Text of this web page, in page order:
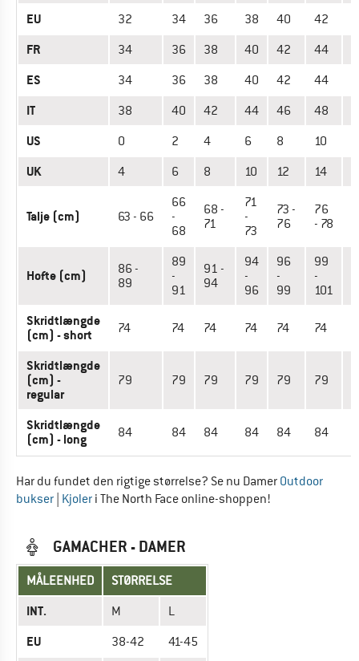
EU 32 34 36 38 40 42
FR 34 36 38 40 42 44
ES 34 36 38 40 42 44
IT 38 40 42 44 46 48
US 0 2 4 6 8 10
UK 4 6 8 10 12 14
Talje (cm) 63 - 66
66
-
68
68 -
71
71
-
73
73 -
76
76
- 78
Hofte (cm)
86 -
89
89
-
91
91 -
94
94
-
96
96
-
99
99
-
101
Skridtlængde
(cm) - short
74 74 74 74 74 74
Skridtlængde
(cm) -
regular
79 79 79 79 79 79
Skridtlængde
(cm) - long
84 84 84 84 84 84
Har du fundet den rigtige størrelse? Se nu Damer Outdoor
bukser Kjoler i The North Face online-shoppen!
GAMACHER - DAMER
MÅLEENHED STØRRELSE
INT. M L
EU 38-42 41-45